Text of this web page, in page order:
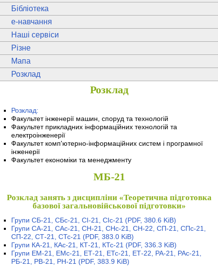
Бібліотека
e-навчання
Наші сервіси
Різне
Мапа
Розклад
Розклад
Розклад:
Факультет інженерії машин, споруд та технологій
Факультет прикладних інформаційних технологій та
електроінженерії
Факультет комп'ютерно-інформаційних систем і програмної
інженерії
Факультет економіки та менеджменту
МБ-21
Розклад занять з дисципліни «Теоретична підготовка
базової загальновійськової підготовки»
Групи СБ-21, СБс-21, СІ-21, СІс-21 (PDF, 380.6 KiB)
Групи СА-21, САс-21, СН-21, СНс-21, СН-22, СП-21, СПс-21,
СП-22, СТ-21, СТс-21 (PDF, 383.0 KiB)
Групи КА-21, КАс-21, КТ-21, КТс-21 (PDF, 336.3 KiB)
Групи ЕМ-21, ЕМс-21, ЕТ-21, ЕТс-21, ЕТ-22, РА-21, РАс-21,
РБ-21, РВ-21, РН-21 (PDF, 383.9 KiB)